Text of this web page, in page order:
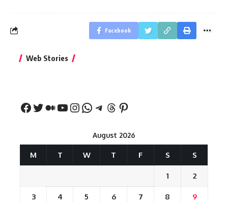
Facebook
Web Stories
नीतीश कुमार का पहला
August 2026
M T W T F S S
1 2
3 4 5 6 7 8 9